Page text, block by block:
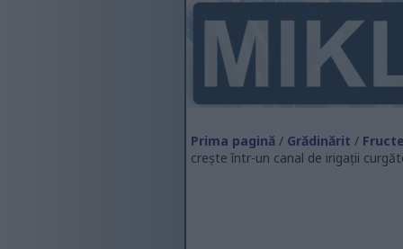
Prima pagină / Grădinărit /
crește într-un canal de irigații